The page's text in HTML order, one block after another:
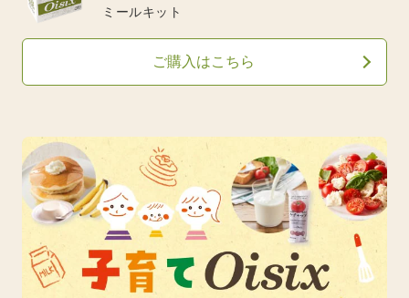
ミールキット
ご購入はこちら